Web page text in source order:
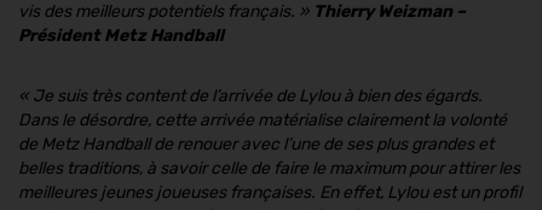
vis des meilleurs potentiels français. » Thierry Weizman –
Président Metz Handball
« Je suis très content de l’arrivée de Lylou à bien des égards.
Dans le désordre, cette arrivée matérialise clairement la volonté
de Metz Handball de renouer avec l’une de ses plus grandes et
belles traditions, à savoir celle de faire le maximum pour attirer les
meilleures jeunes joueuses françaises. En effet, Lylou est un profil